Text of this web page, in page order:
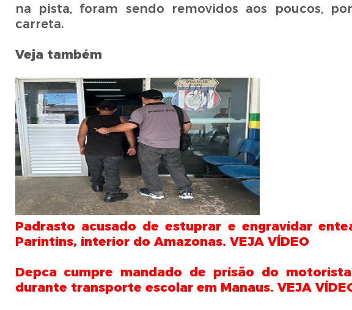
na pista, foram sendo removidos aos poucos,
carreta.
Veja também
Padrasto acusado de estuprar e engravidar
Parintins, interior do Amazonas. VEJA VÍDEO
Depca cumpre mandado de prisão do
durante transporte escolar em Manaus. VEJA